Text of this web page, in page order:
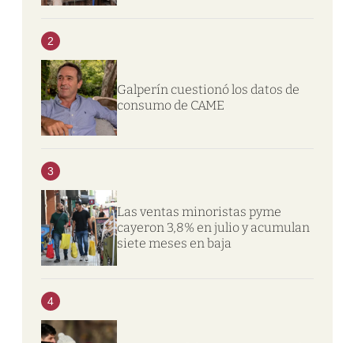
2
Galperín cuestionó los datos de
consumo de CAME
3
Las ventas minoristas pyme
cayeron 3,8% en julio y acumulan
siete meses en baja
4